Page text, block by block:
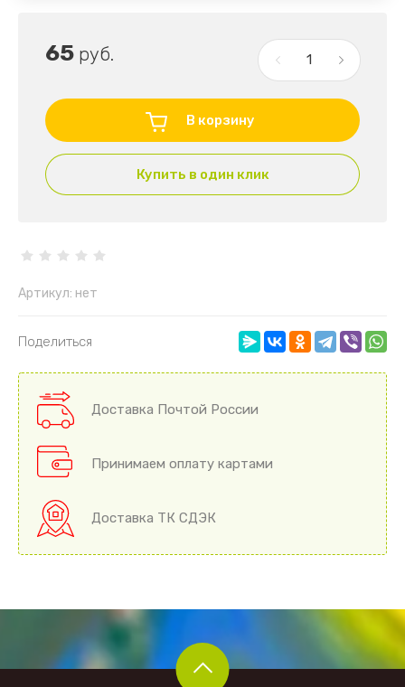
65 руб.
В корзину
Купить в один клик
Артикул: нет
Поделиться
Доставка Почтой России
Принимаем оплату картами
Доставка ТК СДЭК